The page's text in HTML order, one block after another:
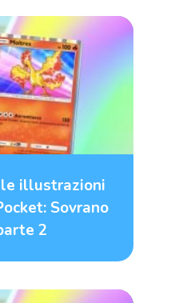
le illustrazioni
Sovrano
2